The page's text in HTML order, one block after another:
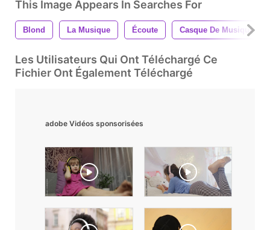
This Image Appears In Searches For
Blond La Musique Écoute Casque De Musique
Les Utilisateurs Qui Ont Téléchargé Ce
Fichier Ont Également Téléchargé
adobe Vidéos sponsorisées